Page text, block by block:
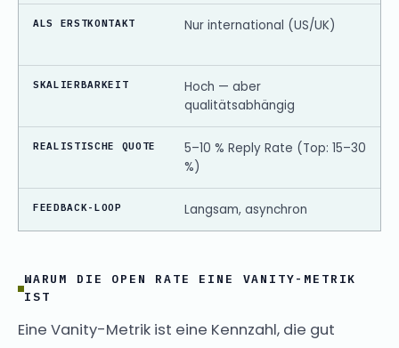
ALS ERSTKONTAKT Nur international (US/UK)
SKALIERBARKEIT
Hoch — aber
qualitätsabhängig
REALISTISCHE QUOTE
5–10 % Reply Rate (Top: 15–30
%)
FEEDBACK-LOOP Langsam, asynchron
WARUM DIE OPEN RATE EINE VANITY-METRIK
IST
Eine Vanity-Metrik ist eine Kennzahl, die gut